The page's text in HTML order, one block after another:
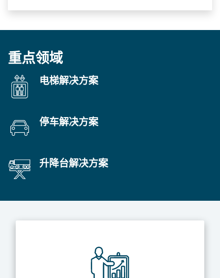
重点领域
电梯解决方案
停车解决方案
升降台解决方案